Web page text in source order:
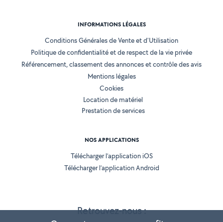
Retrouvez-nous :
INFORMATIONS LÉGALES
Conditions Générales de Vente et d'Utilisation
Politique de confidentialité et de respect de la vie privée
Référencement, classement des annonces et contrôle des avis
Mentions légales
Cookies
Location de matériel
Prestation de services
NOS APPLICATIONS
Télécharger l’application iOS
Télécharger l’application Android